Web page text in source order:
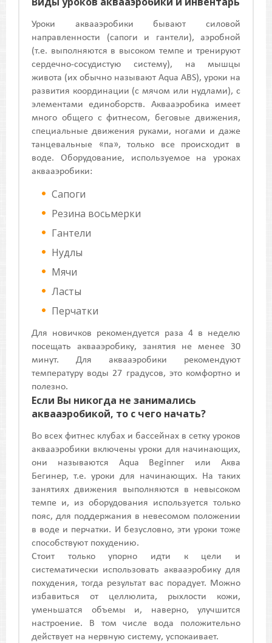
Уроки аквааэробики бывают силовой
направленности (сапоги и гантели), аэробной
(т.е. выполняются в высоком темпе и тренируют
сердечно-сосудистую систему), на мышцы
живота (их обычно называют Aqua ABS), уроки на
развития координации (с мячом или нудлами), с
элементами единоборств. Аквааэробика имеет
много общего с фитнесом, беговые движения,
специальные движения руками, ногами и даже
танцевальные «па», только все происходит в
воде. Оборудование, используемое на уроках
аквааэробики:
Сапоги
Резина восьмерки
Гантели
Нудлы
Мячи
Ласты
Перчатки
Для новичков рекомендуется раза 4 в неделю
посещать аквааэробику, занятия не менее 30
минут. Для аквааэробики рекомендуют
температуру воды 27 градусов, это комфортно и
полезно.
Если Вы никогда не занимались
аквааэробикой, то с чего начать?
Во всех фитнес клубах и бассейнах в сетку уроков
аквааэробики включены уроки для начинающих,
они называются Aqua Beginner или Аква
Бегинер, т.е. уроки для начинающих. На таких
занятиях движения выполняются в невысоком
темпе и, из оборудования используется только
пояс, для поддержания в невесомом положении
в воде и перчатки. И безусловно, эти уроки тоже
способствуют похудению.
Стоит только упорно идти к цели и
систематически использовать аквааэробику для
похудения, тогда результат вас порадует. Можно
избавиться от целлюлита, рыхлости кожи,
уменьшатся объемы и, наверно, улучшится
настроение. В том числе вода положительно
действует на нервную систему, успокаивает.